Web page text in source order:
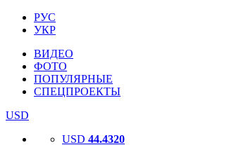
РУС
УКР
ВИДЕО
ФОТО
ПОПУЛЯРНЫЕ
СПЕЦПРОЕКТЫ
USD
USD 44.4320